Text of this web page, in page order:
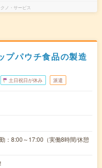
ノ・サービス
プパウチ食品の製造
土日祝日が休み 派遣
：8:00～17:00（実働8時間/休憩